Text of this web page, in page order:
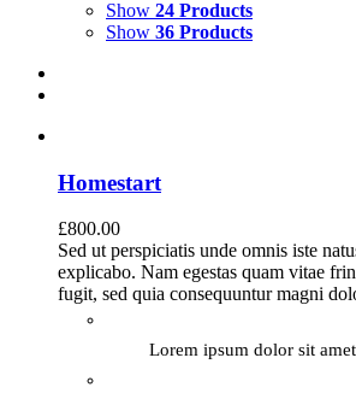
Show 24 Products
Show 36 Products
Homestart
£800.00
Sed ut perspiciatis unde omnis iste
explicabo. Nam egestas quam vitae
fugit, sed quia consequuntur magni
Lorem ipsum dolor sit amet